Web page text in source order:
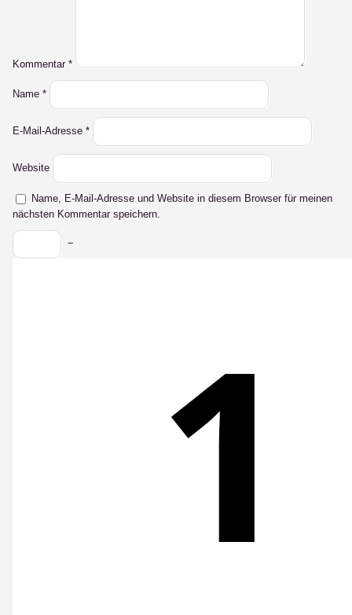
Kommentar *
Name *
E-Mail-Adresse *
Website
Name, E-Mail-Adresse und Website in diesem Browser für meinen
nächsten Kommentar speichern.
−